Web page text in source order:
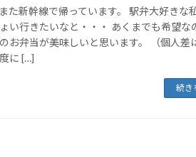
た新幹線で帰っています。 駅弁大好きな
い行きたいなと・・・ あくまでも希望な
お弁当が美味しいと思います。 （個人差
に […]
続き